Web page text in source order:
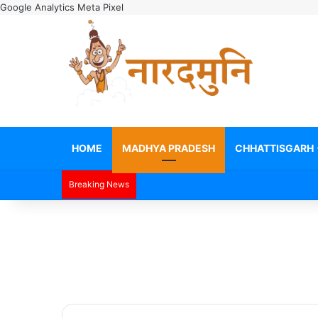
Google Analytics Meta Pixel
HOME MADHYA PRADESH CHHATTISGARH
Breaking News